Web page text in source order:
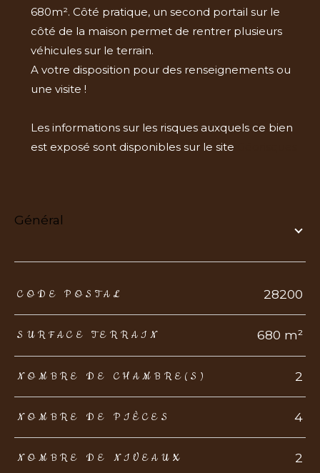
680m². Côté pratique, un second portail sur le
côté de la maison permet de rentrer plusieurs
véhicules sur le terrain.
A votre disposition pour des renseignements ou
une visite !
Les informations sur les risques auxquels ce bien
est exposé sont disponibles sur le site
général
TRAD_ZEPHYR_Caracteristique TRAD_ZEPHYR_Valeurs
CODE POSTAL 28200
SURFACE TERRAIN 680 m²
NOMBRE DE CHAMBRE(S) 2
NOMBRE DE PIÈCES 4
NOMBRE DE NIVEAUX 2